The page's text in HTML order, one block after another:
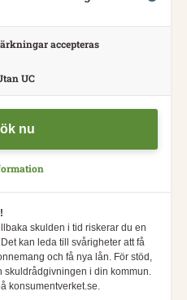
nu
accepteras
UC
skulden i tid riskerar du en
kan leda till svårigheter att få
och få nya lån. För stöd,
i din kommun.
konsumentverket.se.